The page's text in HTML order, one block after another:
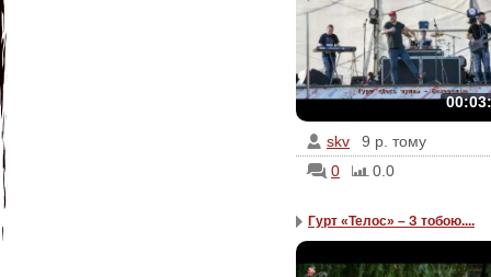
skv
9 р. тому
0
0.0
Гурт «Телос» – З тобою....